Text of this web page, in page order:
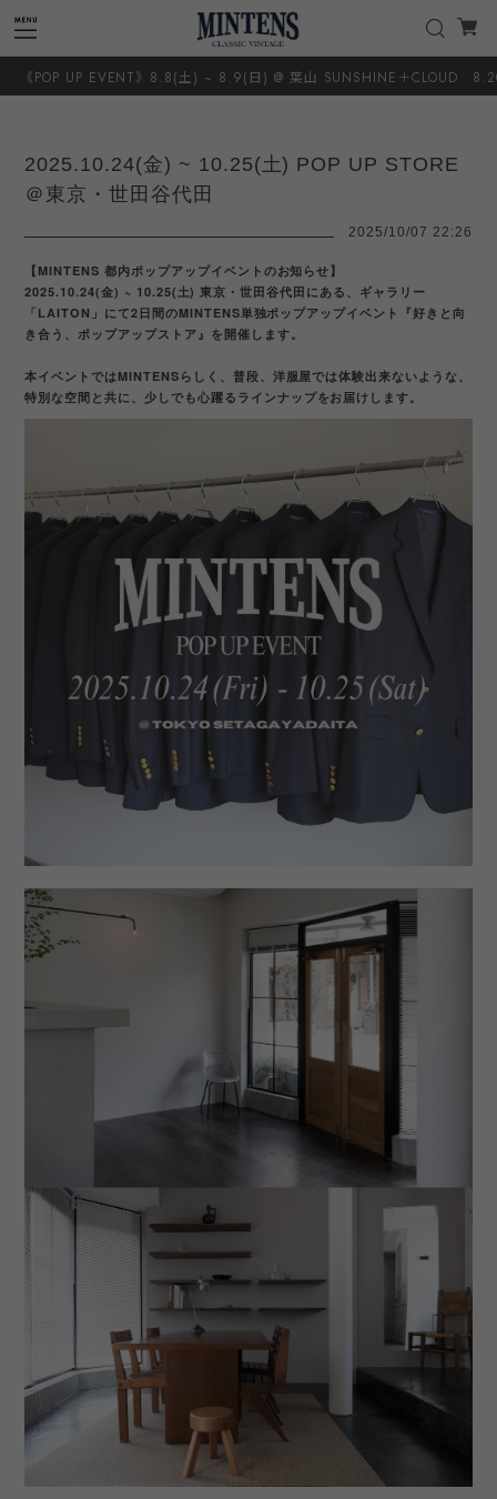
8.8(土) ~ 8.9(日) @ 葉山 SUNSHINE＋CLOUD 8.20(木) ~ 8.23(日) @ 恵
2025.10.24(金) ~ 10.25(土) POP UP STORE
＠東京・世田谷代田
2025/10/07 22:26
【MINTENS 都内ポップアップイベントのお知らせ】
2025.10.24(金) ~ 10.25(土) 東京・世田谷代田にある、ギャラリー
「LAITON」にて2日間のMINTENS単独ポップアップイベント『好きと向
き合う、ポップアップストア』を開催します。
本イベントではMINTENSらしく、普段、洋服屋では体験出来ないような、
特別な空間と共に、少しでも心躍るラインナップをお届けします。